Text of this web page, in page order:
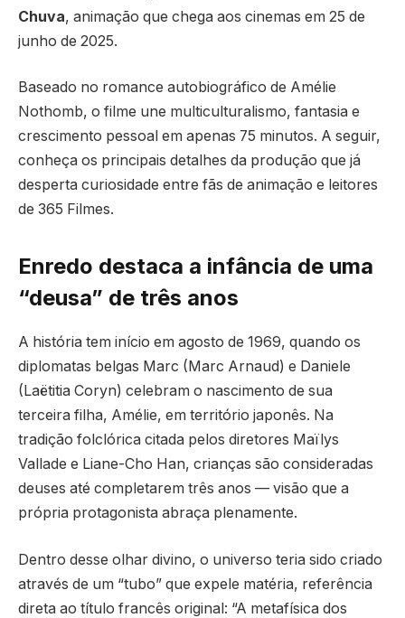
Chuva, animação que chega aos cinemas em 25 de
junho de 2025.
Baseado no romance autobiográfico de Amélie
Nothomb, o filme une multiculturalismo, fantasia e
crescimento pessoal em apenas 75 minutos. A seguir,
conheça os principais detalhes da produção que já
desperta curiosidade entre fãs de animação e leitores
de 365 Filmes.
Enredo destaca a infância de uma
“deusa” de três anos
A história tem início em agosto de 1969, quando os
diplomatas belgas Marc (Marc Arnaud) e Daniele
(Laëtitia Coryn) celebram o nascimento de sua
terceira filha, Amélie, em território japonês. Na
tradição folclórica citada pelos diretores Maïlys
Vallade e Liane-Cho Han, crianças são consideradas
deuses até completarem três anos — visão que a
própria protagonista abraça plenamente.
Dentro desse olhar divino, o universo teria sido criado
através de um “tubo” que expele matéria, referência
direta ao título francês original: “A metafísica dos